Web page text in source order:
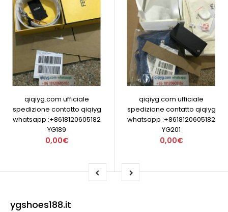
qiqiyg.com ufficiale
spedizione contatto qiqiyg
whatsapp :+8618120605182
YG189
0,00€
qiqiyg.com ufficiale
spedizione contatto qiqiyg
whatsapp :+8618120605182
YG201
0,00€
ygshoes188.it